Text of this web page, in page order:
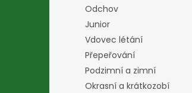
Odchov
Junior
Vdovec létání
Přepeřování
Podzimní a zimní
Okrasní a krátkozobí